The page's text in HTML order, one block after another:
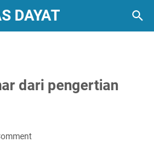
DAYAT
dari pengertian